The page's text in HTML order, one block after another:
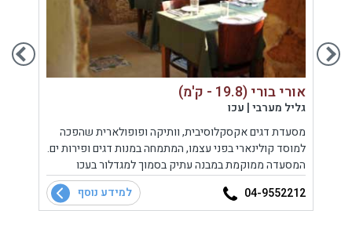
אורי בורי (19.8 - ק'מ)
גליל מערבי | עכו
מסעדת דגים אקסקלוסיבית, וותיקה ופופולארית שהפכה
למוסד קולינארי בפני עצמו, המתמחה במנות דגים ופירות ים.
המסעדה ממוקמת במבנה עתיק בסמוך למגדלור בעכו
04-9552212 למידע נוסף